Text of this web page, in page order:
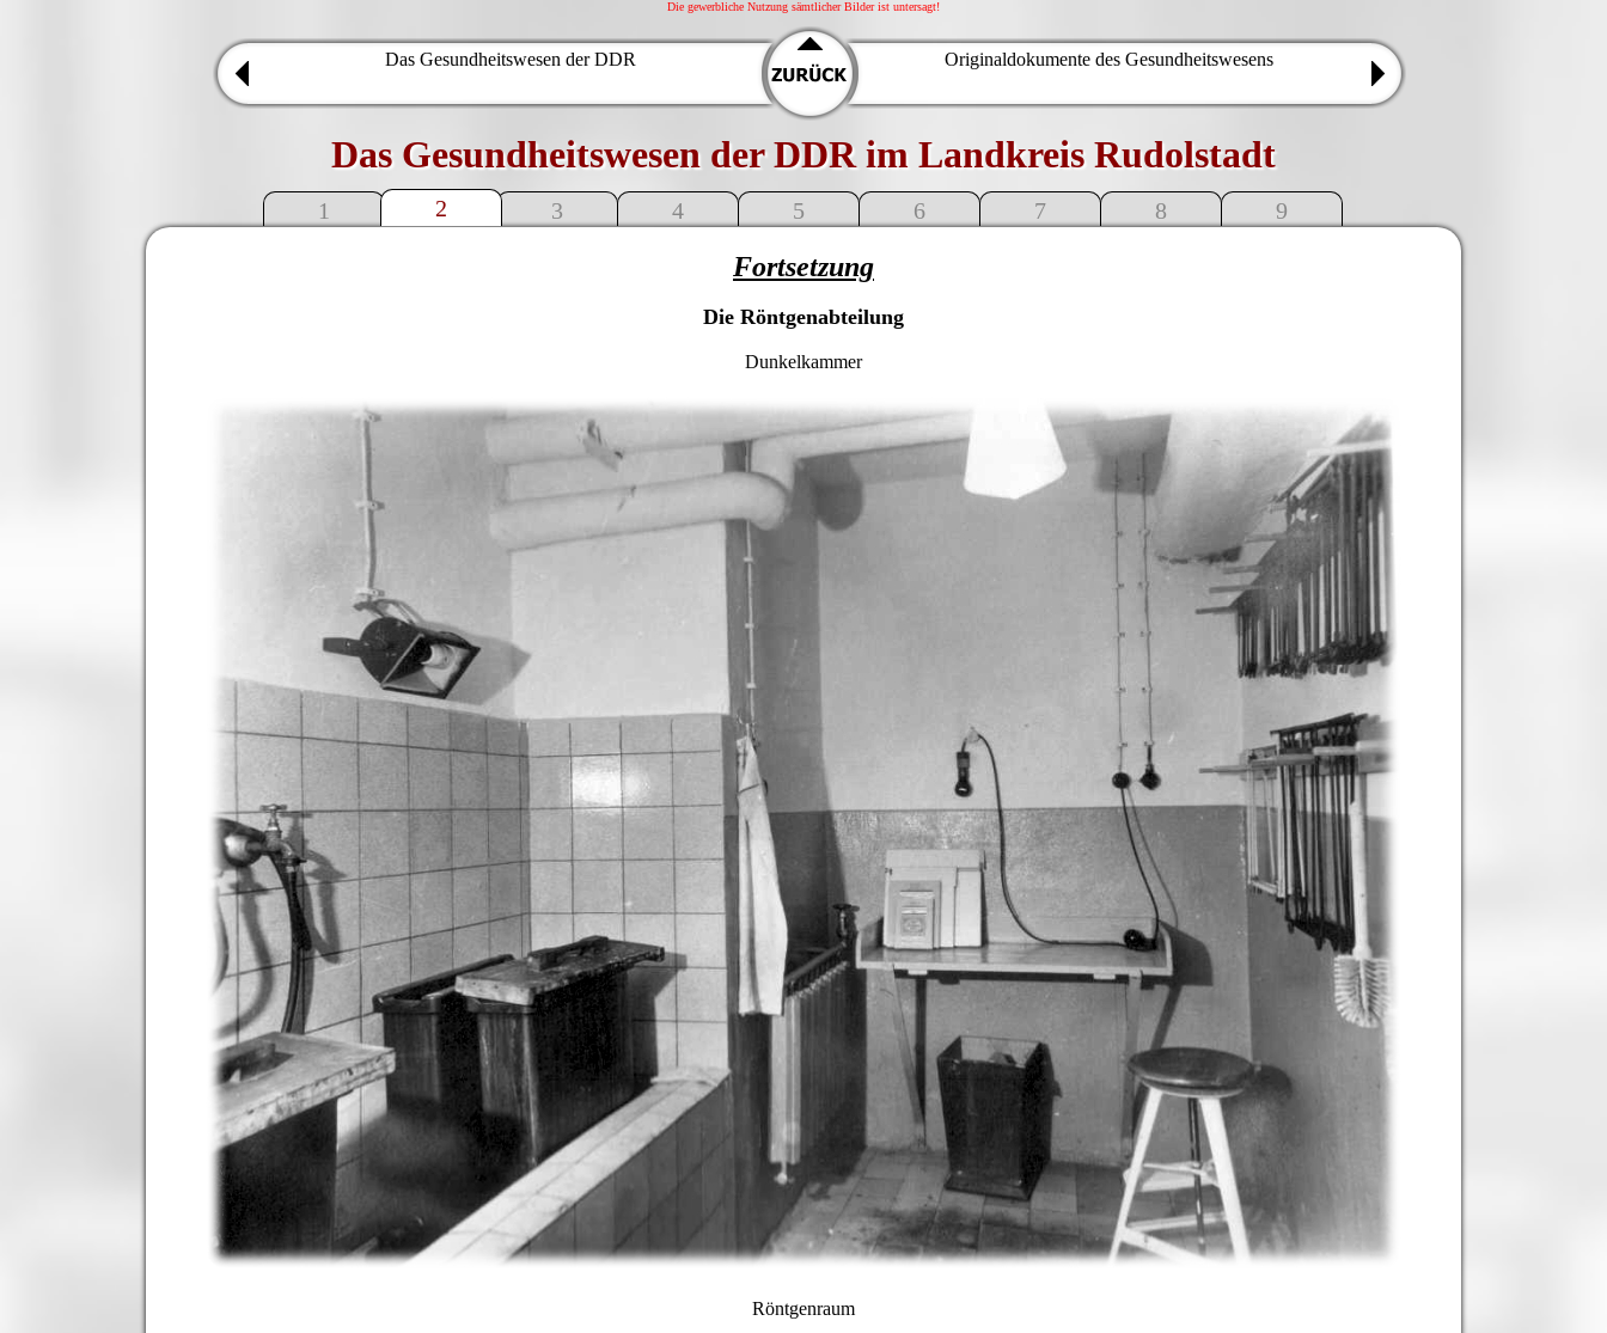
Die gewerbliche Nutzung sämtlicher Bilder ist untersagt!
Das Gesundheitswesen der DDR Originaldokumente des Gesundheitswesens
Das Gesundheitswesen der DDR im Landkreis Rudolstadt
1 2 3 4 5 6 7 8 9
Fortsetzung
Die Röntgenabteilung
Dunkelkammer
Röntgenraum